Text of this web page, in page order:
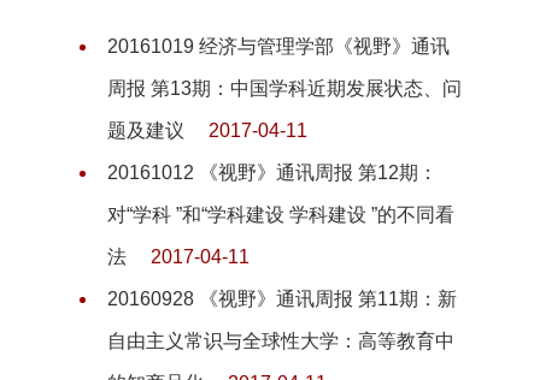
20161019 经济与管理学部《视野》通讯
周报 第13期：中国学科近期发展状态、问
题及建议 2017-04-11
20161012 《视野》通讯周报 第12期：
对“学科 ”和“学科建设 学科建设 ”的不同看
法 2017-04-11
20160928 《视野》通讯周报 第11期：新
自由主义常识与全球性大学：高等教育中